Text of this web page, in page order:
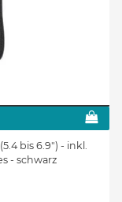
bis 6.9") - inkl.
- schwarz